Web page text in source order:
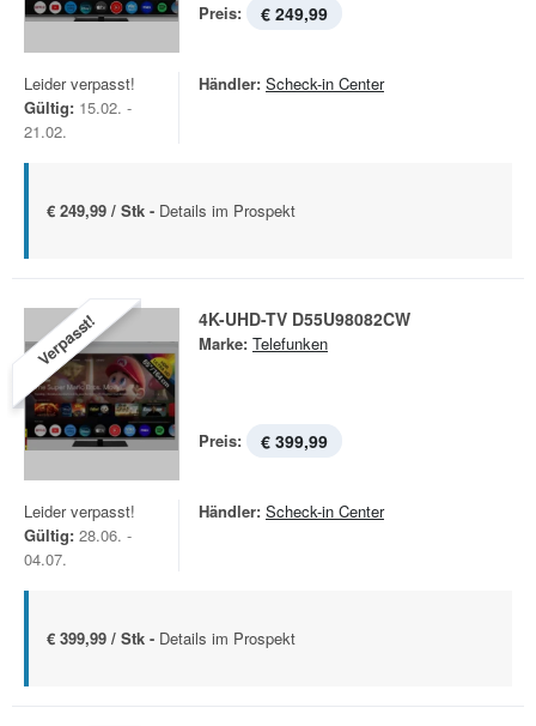
Preis: € 249,99
Leider verpasst!
Gültig: 15.02. -
21.02.
Händler: Scheck-in Center
€ 249,99 / Stk - Details im Prospekt
Verpasst! 4K-UHD-TV D55U98082CW
Marke: Telefunken
Preis: € 399,99
Leider verpasst!
Gültig: 28.06. -
04.07.
Händler: Scheck-in Center
€ 399,99 / Stk - Details im Prospekt